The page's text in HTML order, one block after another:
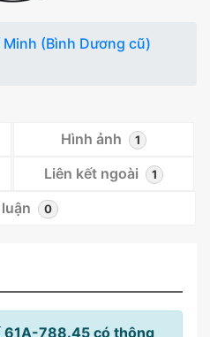
Minh (Bình Dương cũ)
Hình ảnh 1
Liên kết ngoài 1
0
61A-788.45 có thông